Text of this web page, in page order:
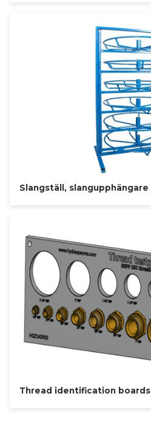
Slangställ, slangupphängare
Thread identification boards